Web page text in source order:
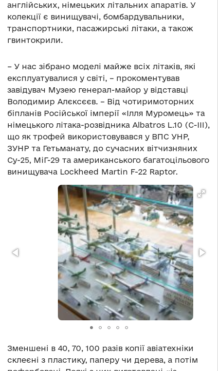
англійських, німецьких літальних апаратів. У
колекції є винищувачі, бомбардувальники,
транспортники, пасажирські літаки, а також
гвинтокрили.
– У нас зібрано моделі майже всіх літаків, які
експлуатувалися у світі, – прокоментував
завідувач Музею генерал-майор у відставці
Володимир Алєксєєв. – Від чотиримоторних
біпланів Російської імперії «Ілля Муромець» та
німецького літака-розвідника Albatros L.10 (С-ІІІ),
що як трофей використовувався у ВПС УНР,
ЗУНР та Гетьманату, до сучасних вітчизняних
Су-25, МіГ-29 та американського багатоцільового
винищувача Lockheed Martin F-22 Raptor.
Зменшені в 40, 70, 100 разів копії авіатехніки
склеєні з пластику, паперу чи дерева, а потім